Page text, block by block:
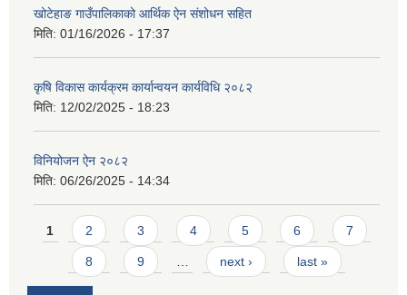
खोटेहाङ गाउँपालिकाको आर्थिक ऐन संशोधन सहित
मिति: 01/16/2026 - 17:37
कृषि विकास कार्यक्रम कार्यान्वयन कार्यविधि २०८२
मिति: 12/02/2025 - 18:23
विनियोजन ऐन २०८२
मिति: 06/26/2025 - 14:34
Pages
1 2 3 4 5 6 7
8 9 next › last »